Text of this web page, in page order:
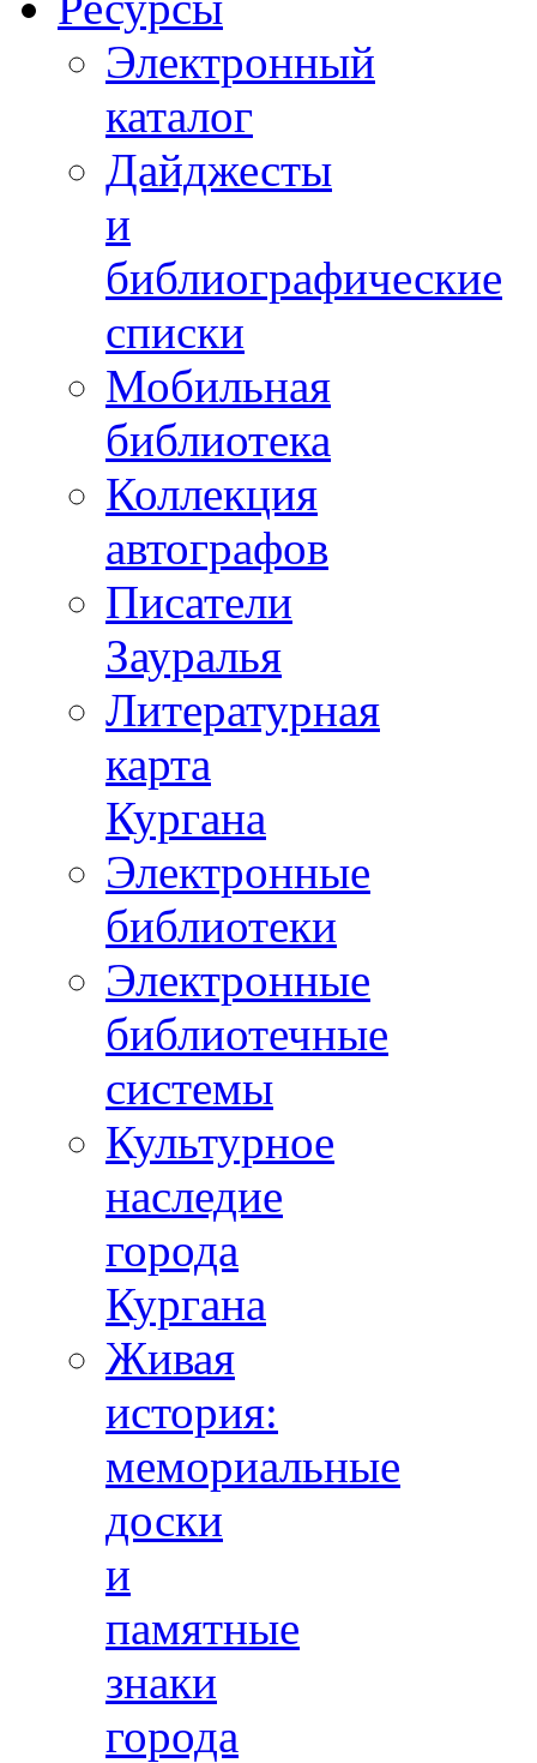
Электронный
каталог
Дайджесты
и
библиографические
списки
Мобильная
библиотека
Коллекция
автографов
Писатели
Зауралья
Литературная
карта
Кургана
Электронные
библиотеки
Электронные
библиотечные
системы
Культурное
наследие
города
Кургана
Живая
история:
мемориальные
доски
и
памятные
знаки
города